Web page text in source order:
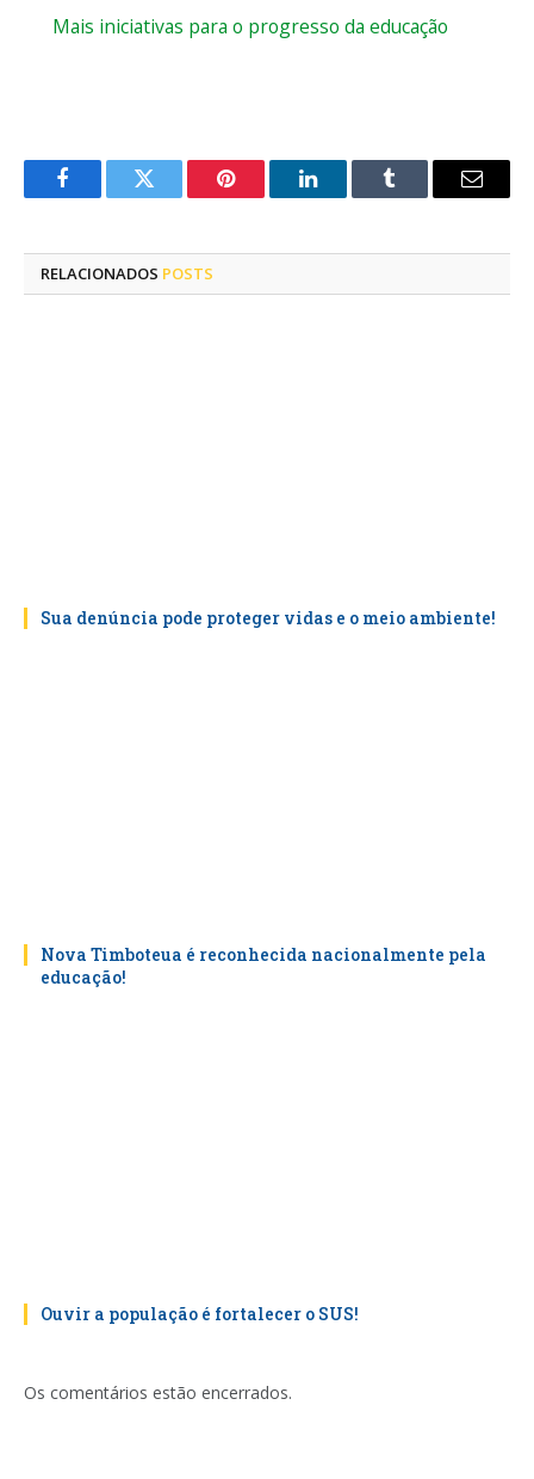
Mais iniciativas para o progresso da educação
FacebookTwitter Pinterest LinkedInTumblr
E-
RELACIONADOS POSTS
Sua denúncia pode proteger vidas e o meio ambiente!
Nova Timboteua é reconhecida nacionalmente pela
educação!
Ouvir a população é fortalecer o SUS!
Os comentários estão encerrados.